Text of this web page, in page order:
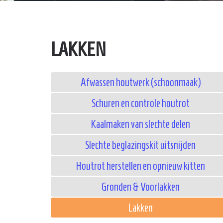
LAKKEN
Afwassen houtwerk (schoonmaak)
Schuren en controle houtrot
Kaalmaken van slechte delen
Slechte beglazingskit uitsnijden
Houtrot herstellen en opnieuw kitten
Gronden & Voorlakken
Lakken